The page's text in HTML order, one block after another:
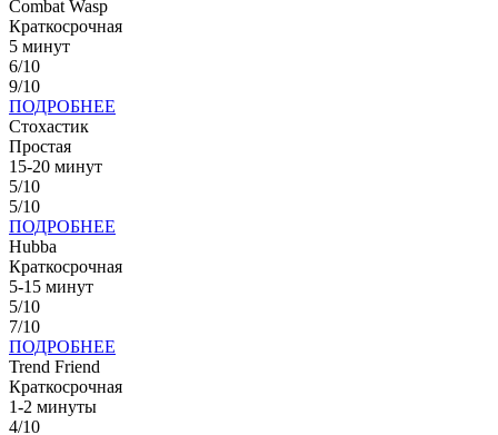
Combat Wasp
Краткосрочная
5 минут
6/10
9/10
ПОДРОБНЕЕ
Стохастик
Простая
15-20 минут
5/10
5/10
ПОДРОБНЕЕ
Hubba
Краткосрочная
5-15 минут
5/10
7/10
ПОДРОБНЕЕ
Trend Friend
Краткосрочная
1-2 минуты
4/10